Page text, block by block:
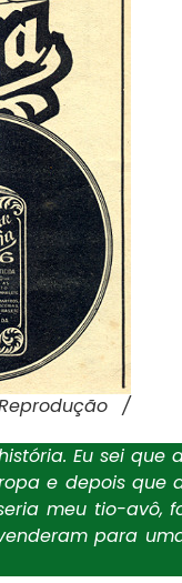
/
Eu sei que
e depois que
meu tio-avô,
para